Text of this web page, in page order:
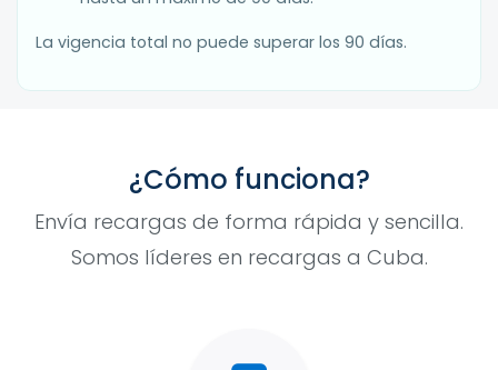
La vigencia total no puede superar los 90 días.
¿Cómo funciona?
Envía recargas de forma rápida y sencilla.
Somos líderes en recargas a Cuba.